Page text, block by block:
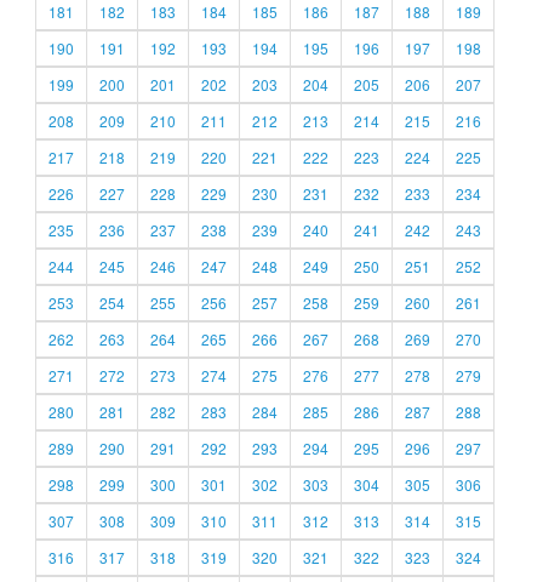
181
182 183 184 185 186 187 188
189
190
191 192 193 194 195 196 197
198
199
200 201 202 203 204 205 206
207
208
209 210 211 212 213 214 215
216
217
218 219 220 221 222 223 224
225
226
227 228 229 230 231 232 233
234
235
236 237 238 239 240 241 242
243
244
245 246 247 248 249 250 251
252
253
254 255 256 257 258 259 260
261
262
263 264 265 266 267 268 269
270
271
272 273 274 275 276 277 278
279
280
281 282 283 284 285 286 287
288
289
290 291 292 293 294 295 296
297
298
299 300 301 302 303 304 305
306
307
308 309 310 311 312 313 314
315
316
317 318 319 320 321 322 323 324